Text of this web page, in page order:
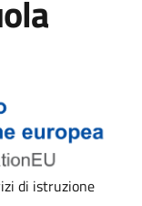
di istruzione